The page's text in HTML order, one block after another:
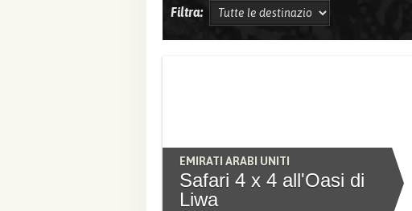
Filtra:
EMIRATI ARABI UNITI
Safari 4 x 4 all'Oasi di
Liwa